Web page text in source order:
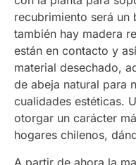
recubrimiento será un
también hay madera
están en contacto y
material desechado,
de abeja natural para
cualidades estéticas.
otorgar un carácter
hogares chilenos,
A partir de ahora la